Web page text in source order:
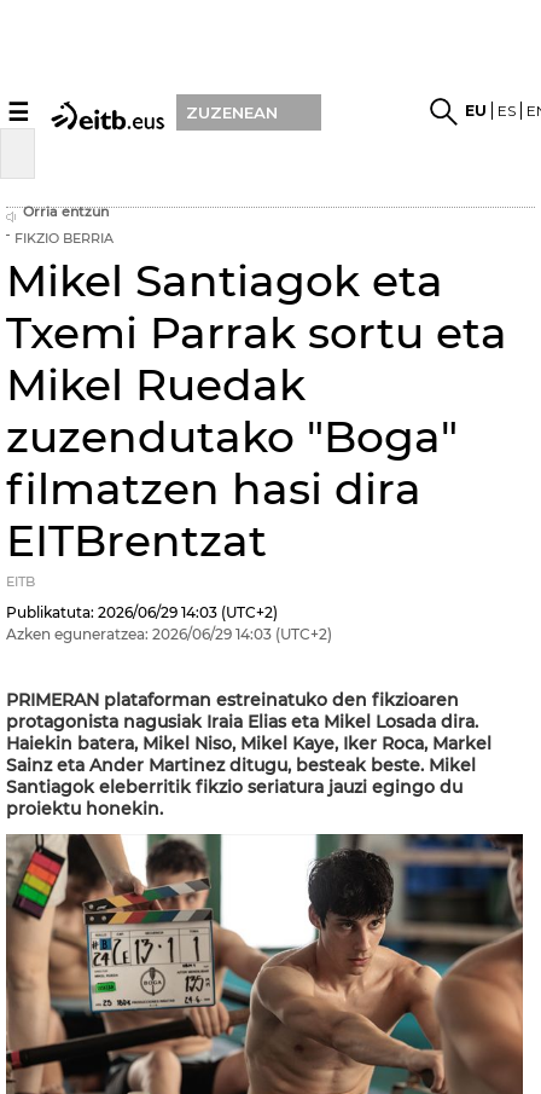
☰ ZUZENEAN EU ES
Orria entzun
FIKZIO BERRIA
Mikel Santiagok eta
Txemi Parrak sortu eta
Mikel Ruedak
zuzendutako "Boga"
filmatzen hasi dira
EITBrentzat
EITB
Publikatuta: 2026/06/29 14:03 (UTC+2)
Azken eguneratzea: 2026/06/29 14:03 (UTC+2)
PRIMERAN plataforman estreinatuko den fikzioaren
protagonista nagusiak Iraia Elias eta Mikel Losada dira.
Haiekin batera, Mikel Niso, Mikel Kaye, Iker Roca, Markel
Sainz eta Ander Martinez ditugu, besteak beste. Mikel
Santiagok eleberritik fikzio seriatura jauzi egingo du
proiektu honekin.